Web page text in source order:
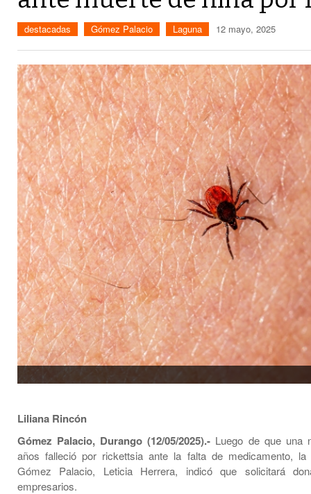
destacadas Gómez Palacio Laguna 12 mayo, 2025
Liliana Rincón
Gómez Palacio, Durango (12/05/2025).- Luego de que una
años falleció por rickettsia ante la falta de medicamento, la
Gómez Palacio, Leticia Herrera, indicó que solicitará
empresarios.